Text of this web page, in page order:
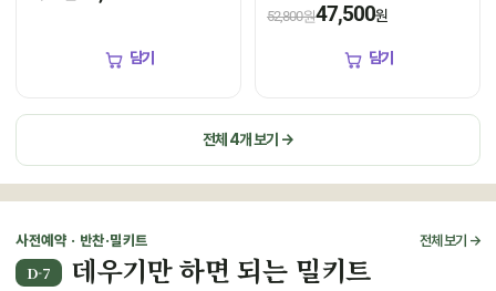
냉장
담기
52,800원47,500원
담기
전체 4개 보기 →
사전예약 · 반찬·밀키트 전체 보기 →
D-7 데우기만 하면 되는 밀키트